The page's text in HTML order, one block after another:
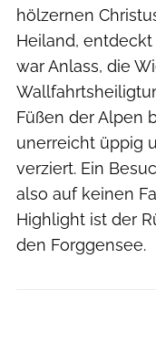
hölzernen
Heiland,
war Anlass, die
Füßen der Alpen
unerreicht üppig
verziert. Ein
also auf keinen
Highlight ist der
den Forggensee.